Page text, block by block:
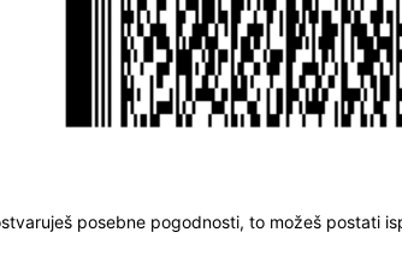
posebne pogodnosti, to možeš postati